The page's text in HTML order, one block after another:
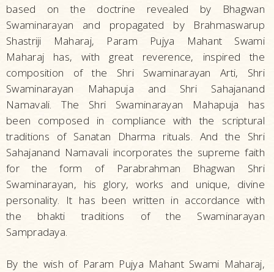
based on the doctrine revealed by Bhagwan
Swaminarayan and propagated by Brahmaswarup
Shastriji Maharaj, Param Pujya Mahant Swami
Maharaj has, with great reverence, inspired the
composition of the Shri Swaminarayan Arti, Shri
Swaminarayan Mahapuja and Shri Sahajanand
Namavali. The Shri Swaminarayan Mahapuja has
been composed in compliance with the scriptural
traditions of Sanatan Dharma rituals. And the Shri
Sahajanand Namavali incorporates the supreme faith
for the form of Parabrahman Bhagwan Shri
Swaminarayan, his glory, works and unique, divine
personality. It has been written in accordance with
the bhakti traditions of the Swaminarayan
Sampradaya.
By the wish of Param Pujya Mahant Swami Maharaj,